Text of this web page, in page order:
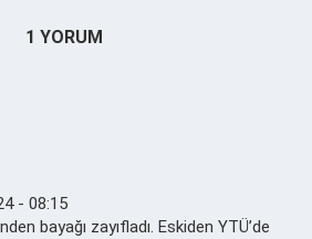
1 YORUM
- 08:15
bayağı zayıfladı. Eskiden YTÜ’de